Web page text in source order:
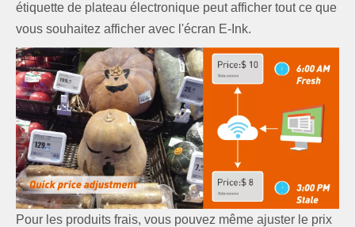
étiquette de plateau électronique peut afficher tout ce que
vous souhaitez afficher avec l'écran E-Ink.
Pour les produits frais, vous pouvez même ajuster le prix